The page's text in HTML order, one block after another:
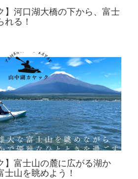
】河口湖大橋の下から、富士
れる！
】富士山の麓に広がる湖か
士山を眺めよう！